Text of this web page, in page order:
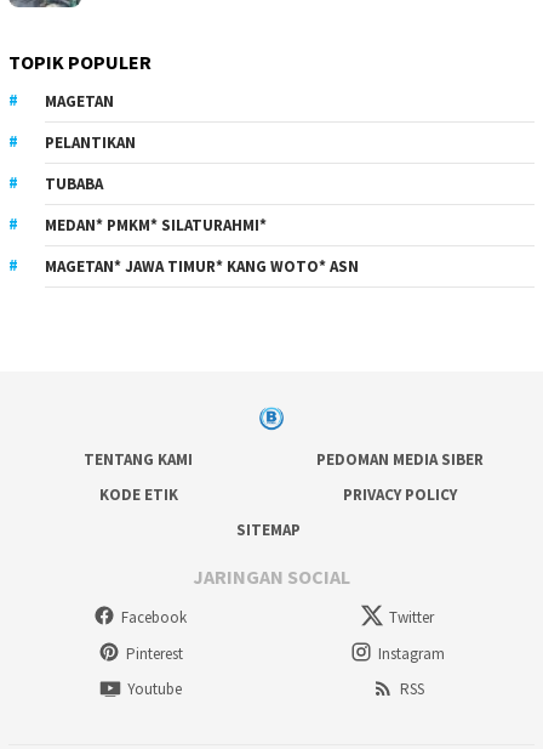
TOPIK POPULER
MAGETAN
PELANTIKAN
TUBABA
MEDAN* PMKM* SILATURAHMI*
MAGETAN* JAWA TIMUR* KANG WOTO* ASN
TENTANG KAMI
PEDOMAN MEDIA SIBER
KODE ETIK
PRIVACY POLICY
SITEMAP
JARINGAN SOCIAL
Facebook
Twitter
Pinterest
Instagram
Youtube
RSS